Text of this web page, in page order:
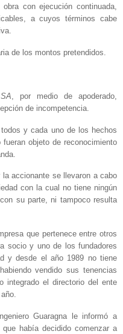
con ejecución continuada,
a cuyos términos cabe
de los montos pretendidos.
, por medio de apoderado,
de incompetencia.
y cada uno de los hechos
objeto de reconocimiento
accionante se llevaron a cabo
con la cual no tiene ningún
su parte, ni tampoco resulta
que pertenece entre otros
socio y uno de los fundadores
y desde el año 1989 no tiene
vendido sus tenencias
integrado el directorio del ente
Guaragna le informó a
había decidido comenzar a